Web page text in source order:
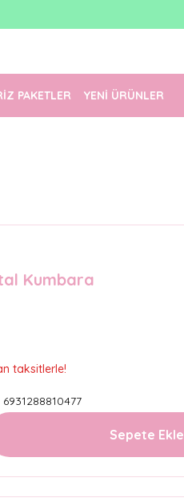
PAKETLER YENİ ÜRÜNLER
Kumbara
taksitlerle!
6931288810477
Sepete Ekle